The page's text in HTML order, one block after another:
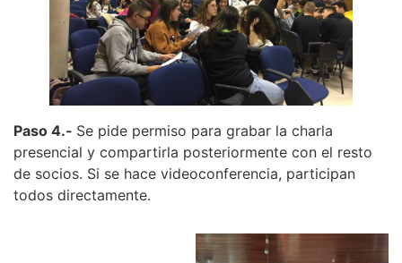
Paso 4.- Se pide permiso para grabar la charla
presencial y compartirla posteriormente con el resto
de socios. Si se hace videoconferencia, participan
todos directamente.